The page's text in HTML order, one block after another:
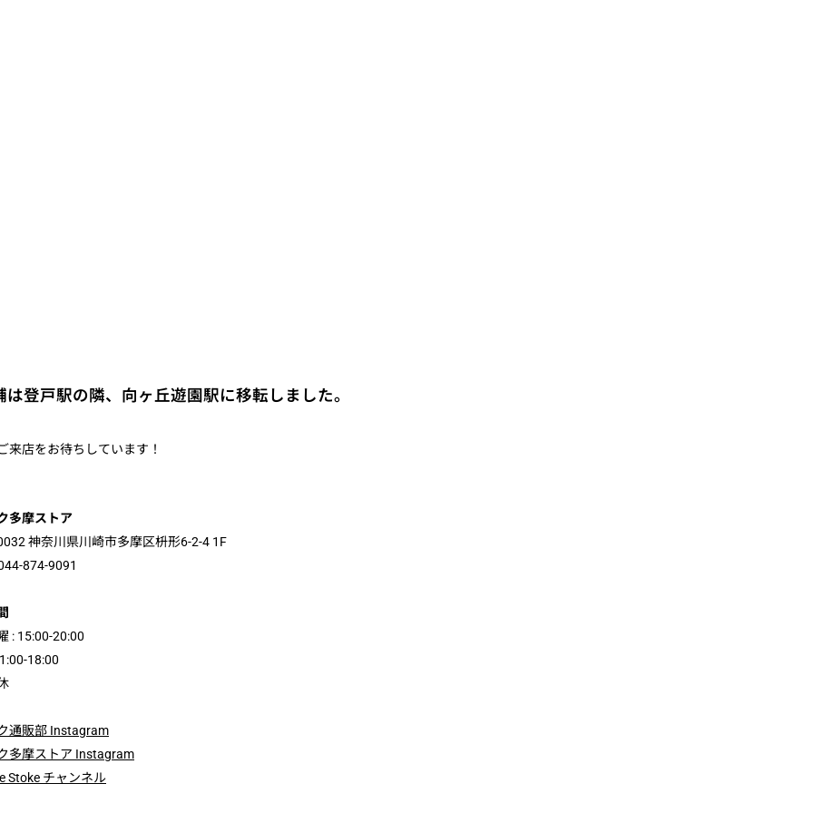
は登戸駅の隣、向ヶ丘遊園駅に移転しました。
来店をお待ちしています！
多摩ストア
神奈川県川崎市多摩区枡形6-2-4 1F
874-9091
: 15:00-20:00
18:00
通販部 Instagram
多摩ストア Instagram
Stoke チャンネル